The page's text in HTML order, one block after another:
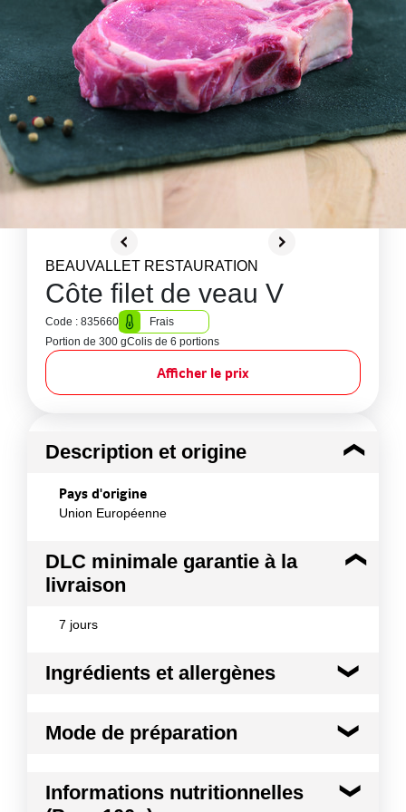
BEAUVALLET RESTAURATION
Côte filet de veau V
Code : 835660
Frais
Portion de 300 gColis de 6 portions
Afficher le prix
Description et origine
Pays d'origine
Union Européenne
DLC minimale garantie à la
livraison
7 jours
Ingrédients et allergènes
MATIERE PREMIERE Espèce : Veau Morceau
par le(s) fournisseur(s) de Transgourmet
Mode de préparation
catégorie Pièces à griller, très recherchées et
Informations nutritionnelles